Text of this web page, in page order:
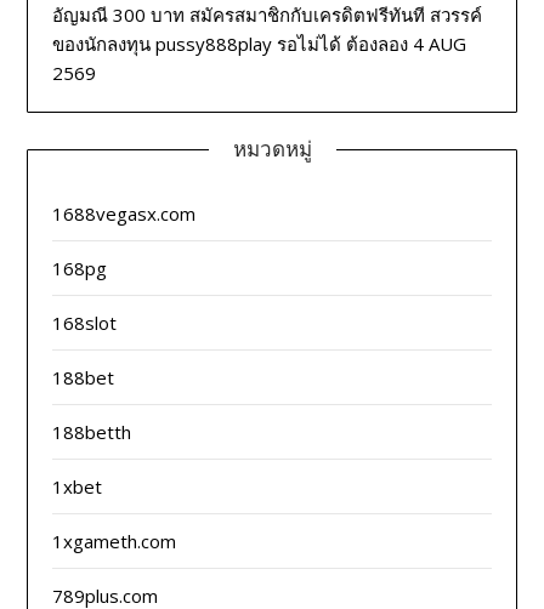
อัญมณี 300 บาท สมัครสมาชิกกับเครดิตฟรีทันที สวรรค์
ของนักลงทุน pussy888play รอไม่ได้ ต้องลอง 4 AUG
2569
หมวดหมู่
1688vegasx.com
168pg
168slot
188bet
188betth
1xbet
1xgameth.com
789plus.com